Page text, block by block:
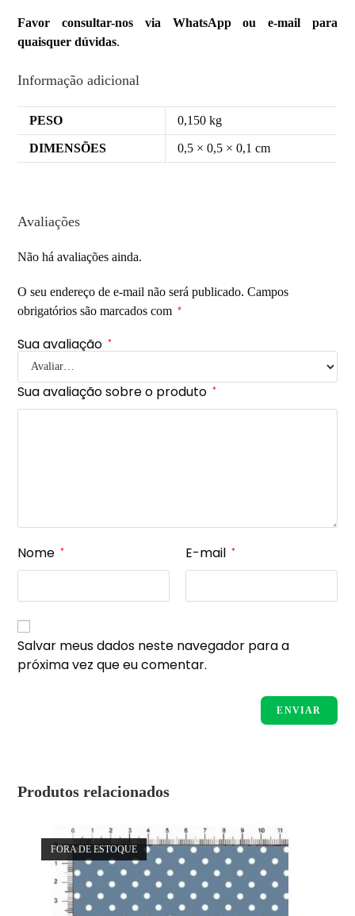
Favor consultar-nos via WhatsApp ou e-mail para
quaisquer dúvidas.
Informação adicional
PESO 0,150 kg
DIMENSÕES 0,5 × 0,5 × 0,1 cm
Avaliações
Não há avaliações ainda.
O seu endereço de e-mail não será publicado. Campos
obrigatórios são marcados com
*
Sua avaliação *
Sua avaliação sobre o produto *
Nome * E-mail *
Salvar meus dados neste navegador para a
próxima vez que eu comentar.
Produtos relacionados
FORA DE ESTOQUE